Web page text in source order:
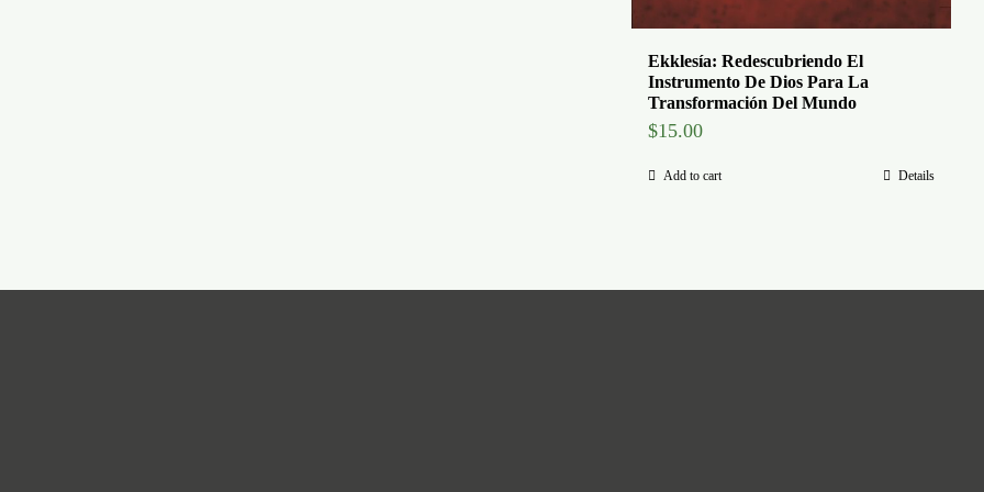
Ekklesía: Redescubriendo El
Instrumento De Dios Para La
Transformación Del Mundo
$15.00
Add to cart Details